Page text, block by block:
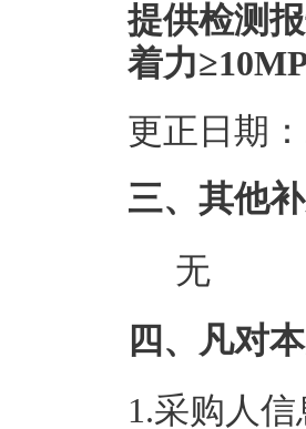
提供检测
着力
更正日期
三、其他
无
四、凡对
1.采购人信